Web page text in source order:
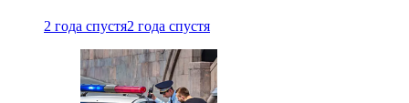
2 года спустя2 года спустя